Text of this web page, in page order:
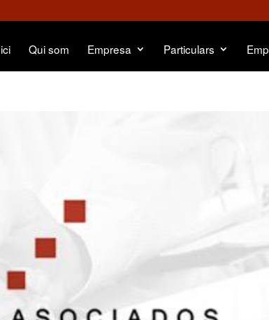
Qui som Empresa Particulars